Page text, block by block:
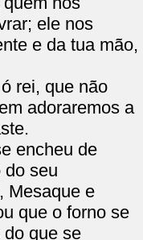
ele nos
e da tua mão,
rei, que não
adoraremos a
encheu de
do seu
Mesaque e
que o forno se
que se